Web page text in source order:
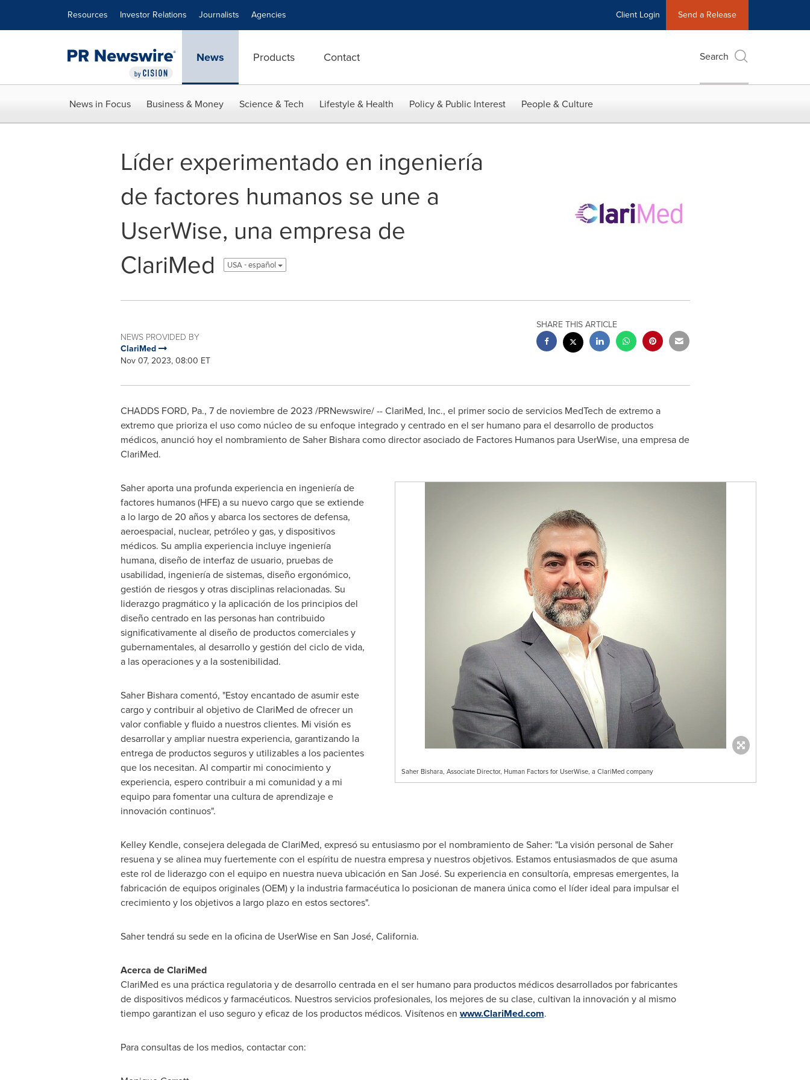
Resources Investor Relations Journalists Agencies Client Login Send a Release
News Products Contact Search
News in Focus Business & Money Science & Tech Lifestyle & Health Policy & Public Interest People & Culture
Líder experimentado en ingeniería
de factores humanos se une a
UserWise, una empresa de
ClariMed
USA - español
NEWS PROVIDED BY
ClariMed
Nov 07, 2023, 08:00 ET
SHARE THIS ARTICLE
CHADDS FORD, Pa., 7 de noviembre de 2023 /PRNewswire/ -- ClariMed, Inc., el primer socio de servicios MedTech de extremo a
extremo que prioriza el uso como núcleo de su enfoque integrado y centrado en el ser humano para el desarrollo de productos
médicos, anunció hoy el nombramiento deSaher Bisharacomo director asociado de Factores Humanos para UserWise, una empresa de
ClariMed.
Saher Bishara, Associate Director, Human Factors for UserWise, a ClariMed company
Saher aporta una profunda experiencia en ingeniería de
factores humanos (HFE) a su nuevo cargo que se extiende
a lo largo de 20 años y abarca los sectores de defensa,
aeroespacial, nuclear, petróleo y gas, y dispositivos
médicos. Su amplia experiencia incluye ingeniería
humana, diseño de interfaz de usuario, pruebas de
usabilidad, ingeniería de sistemas, diseño ergonómico,
gestión de riesgos y otras disciplinas relacionadas. Su
liderazgo pragmático y la aplicación de los principios del
diseño centrado en las personas han contribuido
significativamente al diseño de productos comerciales y
gubernamentales, al desarrollo y gestión del ciclo de vida,
a las operaciones y a la sostenibilidad.
Saher Bisharacomentó, "Estoy encantado de asumir este
cargo y contribuir al objetivo de ClariMed de ofrecer un
valor confiable y fluido a nuestros clientes. Mi visión es
desarrollar y ampliar nuestra experiencia, garantizando la
entrega de productos seguros y utilizables a los pacientes
que los necesitan. Al compartir mi conocimiento y
experiencia, espero contribuir a mi comunidad y a mi
equipo para fomentar una cultura de aprendizaje e
innovación continuos".
Kelley Kendle, consejera delegada de ClariMed, expresó su entusiasmo por el nombramiento de Saher: "La visión personal de Saher
resuena y se alinea muy fuertemente con el espíritu de nuestra empresa y nuestros objetivos. Estamos entusiasmados de que asuma
este rol de liderazgo con el equipo en nuestra nueva ubicación en San José. Su experiencia en consultoría, empresas emergentes, la
fabricación de equipos originales (OEM) y la industria farmacéutica lo posicionan de manera única como el líder ideal para impulsar el
crecimiento y los objetivos a largo plazo en estos sectores".
Saher tendrá su sede en la oficina de UserWise en San José, California.
Acerca de ClariMed
ClariMed es una práctica regulatoria y de desarrollo centrada en el ser humano para productos médicos desarrollados por fabricantes
de dispositivos médicos y farmacéuticos. Nuestros servicios profesionales, los mejores de su clase, cultivan la innovación y al mismo
tiempo garantizan el uso seguro y eficaz de los productos médicos. Visítenos en www.ClariMed.com.
Para consultas de los medios, contactar con: